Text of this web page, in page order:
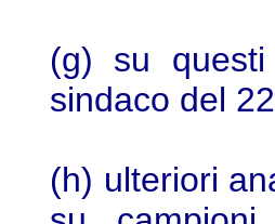
(g) su questi
sindaco del
(h) ulteriori